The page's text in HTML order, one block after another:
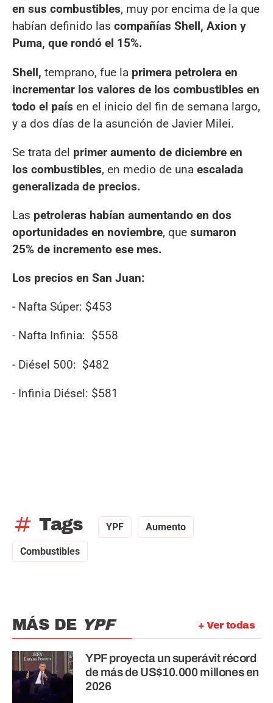
en sus combustibles, muy por encima de la que
habían definido las compañías Shell, Axion y
Puma, que rondó el 15%.
Shell, temprano, fue la primera petrolera en
incrementar los valores de los combustibles en
todo el país en el inicio del fin de semana largo,
y a dos días de la asunción de Javier Milei.
Se trata del primer aumento de diciembre en
los combustibles, en medio de una escalada
generalizada de precios.
Las petroleras habían aumentando en dos
oportunidades en noviembre, que sumaron
25% de incremento ese mes.
Los precios en San Juan:
- Nafta Súper: $453
- Nafta Infinia: $558
- Diésel 500: $482
- Infinia Diésel: $581
tag Tags YPF Aumento
Combustibles
+ Ver todas
MÁS DE YPF
YPF proyecta un superávit récord
de más de US$10.000 millones en
2026